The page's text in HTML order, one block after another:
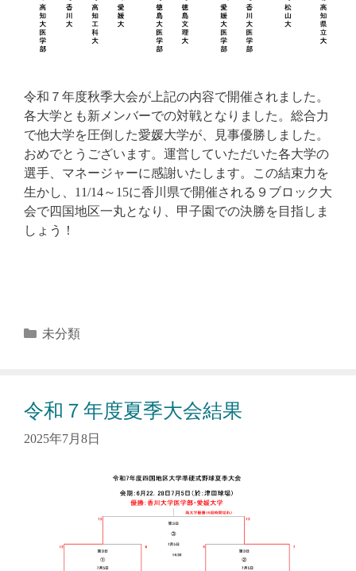
令和７年度秋季大会が上記の内容で開催されました。
各大学とも新メンバーでの対戦となりました。総合力
で他大学を圧倒した愛媛大学が、見事優勝しました。
おめでとうございます。運営していただいた各大学の
選手、マネージャーに感謝いたします。この結束力を
生かし、11/14～15に香川県で開催される９ブロック大
会で四国地区一丸となり、甲子園での決勝を目指しま
しょう！
カ
ー
未分類
令和７年度夏季大会結果
2025年7月8日